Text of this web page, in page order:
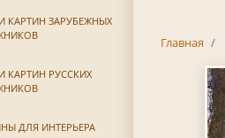
КАРТИН ЗАРУБЕЖНЫХ
КАРТИН РУССКИХ
ДЛЯ ИНТЕРЬЕРА
Главная